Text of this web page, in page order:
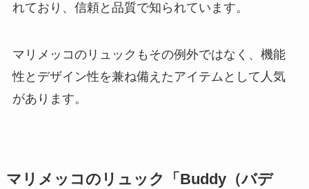
れており、信頼と品質で知られています。
マリメッコのリュックもその例外ではなく、機能
性とデザイン性を兼ね備えたアイテムとして人気
があります。
マリメッコのリュック「Buddy（バデ